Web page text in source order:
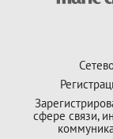
сфере связи,